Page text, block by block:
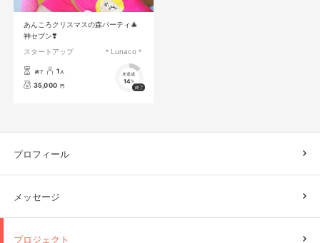
あんころクリスマスの森パーティ🎄
神セブン❣️
スタートアップ
＊Lunaco＊
終了 1 人
35,000 円
未達成
14%
プロフィール
メッセージ
プロジェクト